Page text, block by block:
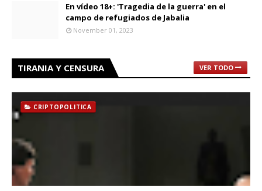
En vídeo 18+: 'Tragedia de la guerra' en el
campo de refugiados de Jabalia
November 01, 2023
TIRANIA Y CENSURA VER TODO
CRIPTOPOLITICA